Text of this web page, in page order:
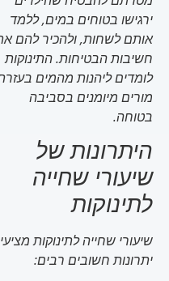
ירגישו בטוחים במים, ללמד
אותם לשחות, ולהכיר להם את
חשיבות הבטיחות. התינוקות
לומדים ליהנות מהמים בעזרת
מורים מיומנים בסביבה
בטוחה.
היתרונות של
שיעורי שחייה
לתינוקות
שיעורי שחייה לתינוקות מציעים
יתרונות חשובים רבים: